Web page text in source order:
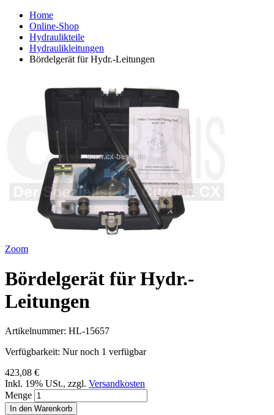
Home
Online-Shop
Hydraulikteile
Hydraulikleitungen
Bördelgerät für Hydr.-Leitungen
Zoom
Bördelgerät für Hydr.-
Leitungen
Artikelnummer: HL-15657
Verfügbarkeit: Nur noch 1 verfügbar
423,08 €
Inkl. 19% USt., zzgl. Versandkosten
Menge
In den Warenkorb